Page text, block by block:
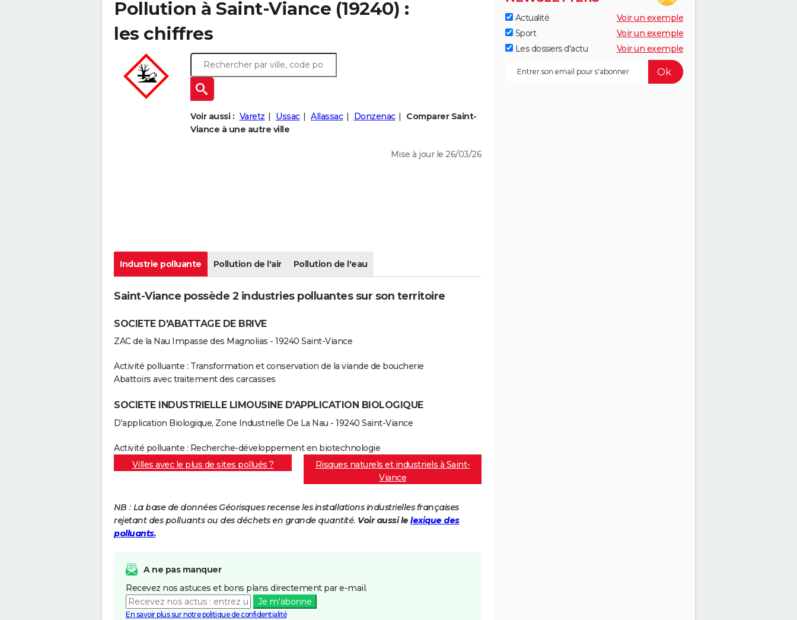
Pollution à Saint-Viance (19240) :
les chiffres
Voir aussi : Varetz Ussac Allassac Donzenac
Comparer Saint-
Viance à une autre ville
Mise à jour le 26/03/26
Industrie polluante Pollution de l'air Pollution de l'eau
Saint-Viance possède 2 industries polluantes sur son territoire
SOCIETE D'ABATTAGE DE BRIVE
ZAC de la Nau Impasse des Magnolias - 19240 Saint-Viance
Activité polluante : Transformation et conservation de la viande de boucherie
Abattoirs avec traitement des carcasses
SOCIETE INDUSTRIELLE LIMOUSINE D'APPLICATION BIOLOGIQUE
D'application Biologique, Zone Industrielle De La Nau - 19240 Saint-Viance
Activité polluante : Recherche-développement en biotechnologie
Villes avec le plus de sites pollués ?
Risques naturels et industriels à Saint-
Viance
NB : La base de données Géorisques recense les installations industrielles françaises
rejetant des polluants ou des déchets en grande quantité. Voir aussi le lexique des
polluants.
A ne pas manquer
Recevez nos astuces et bons plans directement par e-mail.
Je m'abonne
En savoir plus sur notre politique de confidentialité
Actualité
Voir un exemple
Sport
Voir un exemple
Les dossiers d'actu
Voir un exemple